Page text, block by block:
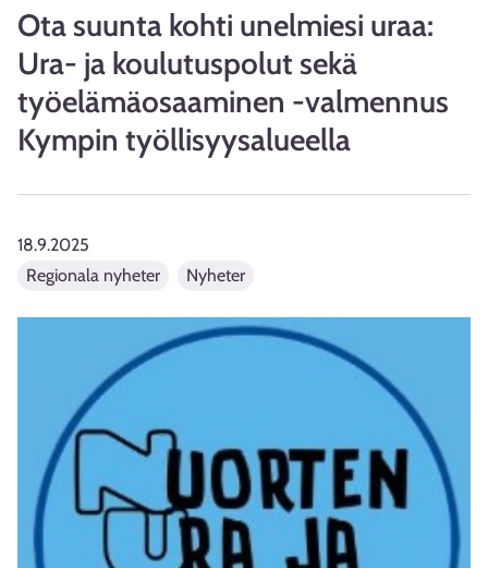
Ota suunta kohti unelmiesi uraa:
Ura- ja koulutuspolut sekä
työelämäosaaminen -valmennus
Kympin työllisyysalueella
18.9.2025
Regionala nyheter
Nyheter